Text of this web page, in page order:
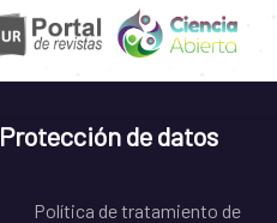
Protección de datos
Política de tratamiento de